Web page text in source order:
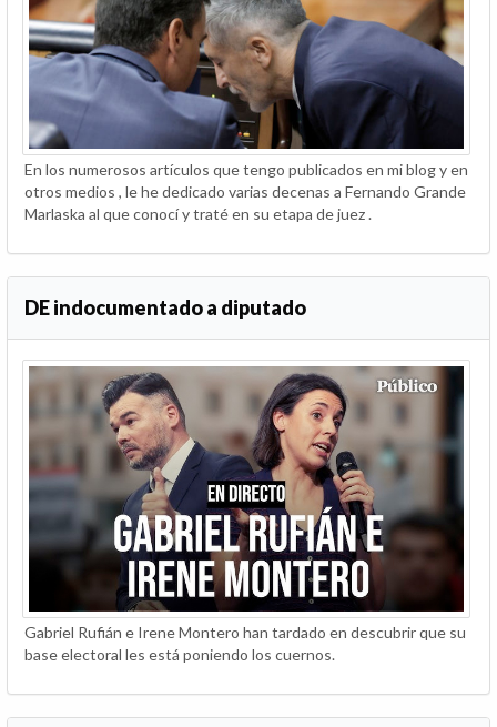
En los numerosos artículos que tengo publicados en mi blog y en
otros medios , le he dedicado varias decenas a Fernando Grande
Marlaska al que conocí y traté en su etapa de juez .
DE indocumentado a diputado
Gabriel Rufián e Irene Montero han tardado en descubrir que su
base electoral les está poniendo los cuernos.